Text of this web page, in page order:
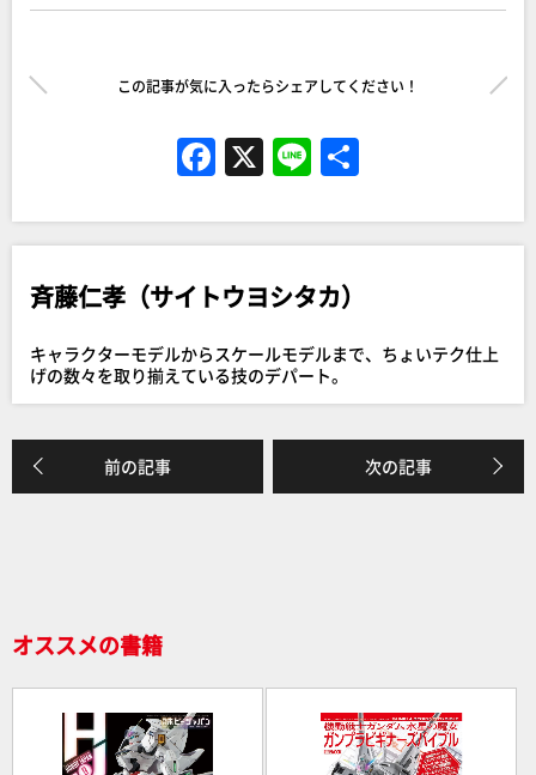
この記事が気に入ったらシェアしてください！
F
c
e
b
o
o
k
X Li
e
斉藤仁孝（サイトウヨシタカ）
キャラクターモデルからスケールモデルまで、ちょいテク仕上
げの数々を取り揃えている技のデパート。
前の記事 次の記事
オススメの書籍